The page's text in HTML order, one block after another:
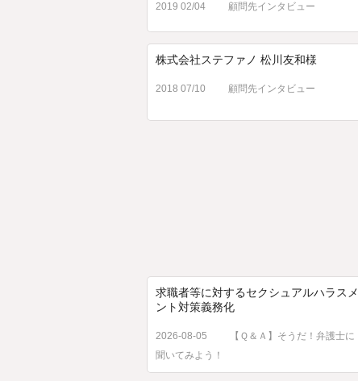
2019 02/04 顧問先インタビュー
株式会社ステファノ 松川友和様
2018 07/10 顧問先インタビュー
求職者等に対するセクシュアルハラスメ
ント対策義務化
2026-08-05
【Ｑ＆Ａ】そうだ！弁護士に
聞いてみよう！